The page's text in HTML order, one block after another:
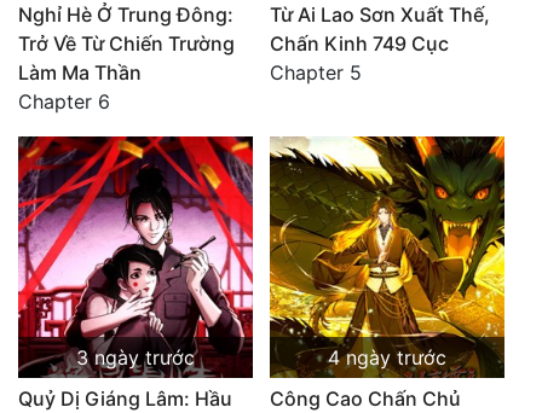
Nghỉ Hè Ở Trung Đông:
Trở Về Từ Chiến Trường
Làm Ma Thần
Chapter 6
Từ Ai Lao Sơn Xuất Thế,
Chấn Kinh 749 Cục
Chapter 5
3 ngày trước
Quỷ Dị Giáng Lâm: Hầu
4 ngày trước
Công Cao Chấn Chủ